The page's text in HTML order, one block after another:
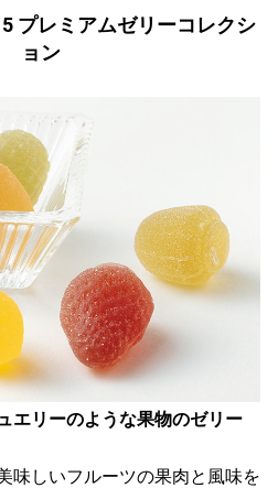
プレミアムゼリーコレクシ
ョン
エリーのような果物のゼリー
味しいフルーツの果肉と風味を